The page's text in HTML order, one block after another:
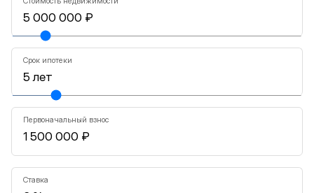
Срок ипотеки
Первоначальный взнос
Ставка